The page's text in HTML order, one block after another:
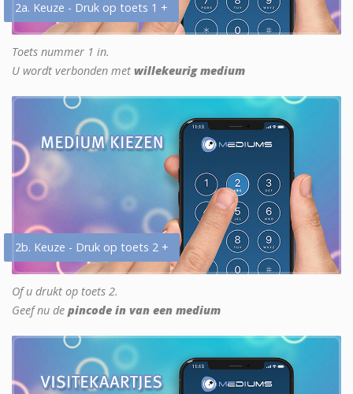
2a. Keuze - Druk op toets 1 +
Toets nummer 1 in.
U wordt verbonden met willekeurig medium
2b. Keuze - Druk op toets 2 +
Of u drukt op toets 2.
Geef nu de pincode in van een medium